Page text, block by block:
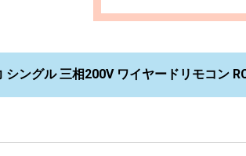
ングル 三相200V ワイヤードリモコン